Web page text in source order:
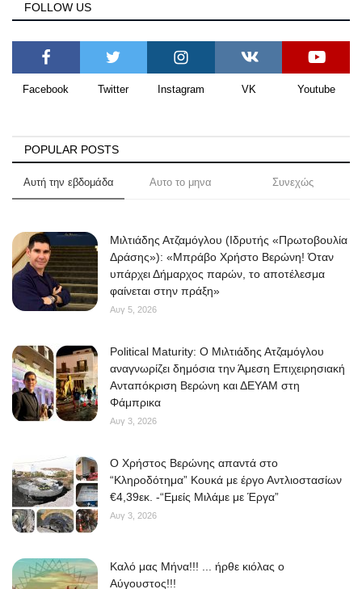
FOLLOW US
Facebook Twitter Instagram VK Youtube
POPULAR POSTS
Αυτή την εβδομάδα Αυτο το μηνα Συνεχώς
Μιλτιάδης Ατζαμόγλου (Ιδρυτής «Πρωτοβουλία
Δράσης»): «Μπράβο Χρήστο Βερώνη! Όταν
υπάρχει Δήμαρχος παρών, το αποτέλεσμα
φαίνεται στην πράξη»
Αυγ 5, 2026
Political Maturity: Ο Μιλτιάδης Ατζαμόγλου
αναγνωρίζει δημόσια την Άμεση Επιχειρησιακή
Ανταπόκριση Βερώνη και ΔΕΥΑΜ στη
Φάμπρικα
Αυγ 3, 2026
O Χρήστος Βερώνης απαντά στο
“Κληροδότημα” Κουκά με έργο Αντλιοστασίων
€4,39εκ. -“Εμείς Μιλάμε με Έργα”
Αυγ 3, 2026
Kαλό μας Μήνα!!! ... ήρθε κιόλας ο
Αύγουστος!!!